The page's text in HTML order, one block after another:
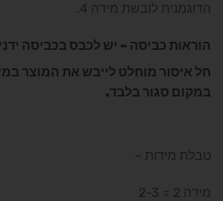
הדוגמנית לובשת מידה 4.
הוראות כביסה – יש לכבס בכביסה
חל איסור מוחלט לייבש את המוצר
במקום סגור בלבד.
טבלת מידות –
מידה 2 = 2-3